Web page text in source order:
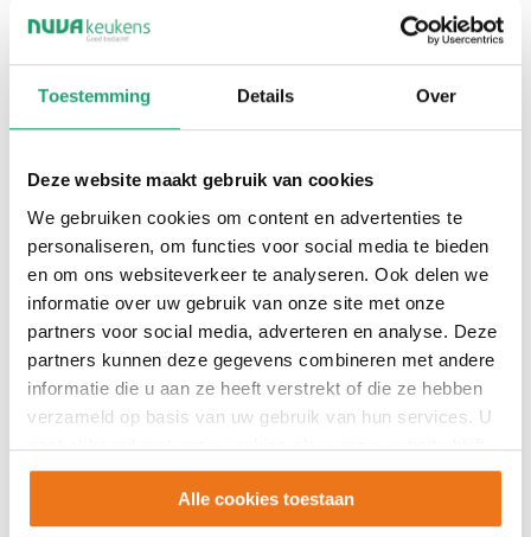
Toestemming Details Over
Deze website maakt gebruik van cookies
We gebruiken cookies om content en advertenties te
personaliseren, om functies voor social media te bieden
en om ons websiteverkeer te analyseren. Ook delen we
informatie over uw gebruik van onze site met onze
partners voor social media, adverteren en analyse. Deze
partners kunnen deze gegevens combineren met andere
informatie die u aan ze heeft verstrekt of die ze hebben
verzameld op basis van uw gebruik van hun services. U
gaat akkoord met onze cookies als u onze website blijft
gebruiken.
Alle cookies toestaan
doen het anders dan de rest, en dat
merken onze klanten: een gemiddelde
tevredenheid van een 9,0! Word deel
Solliciteren